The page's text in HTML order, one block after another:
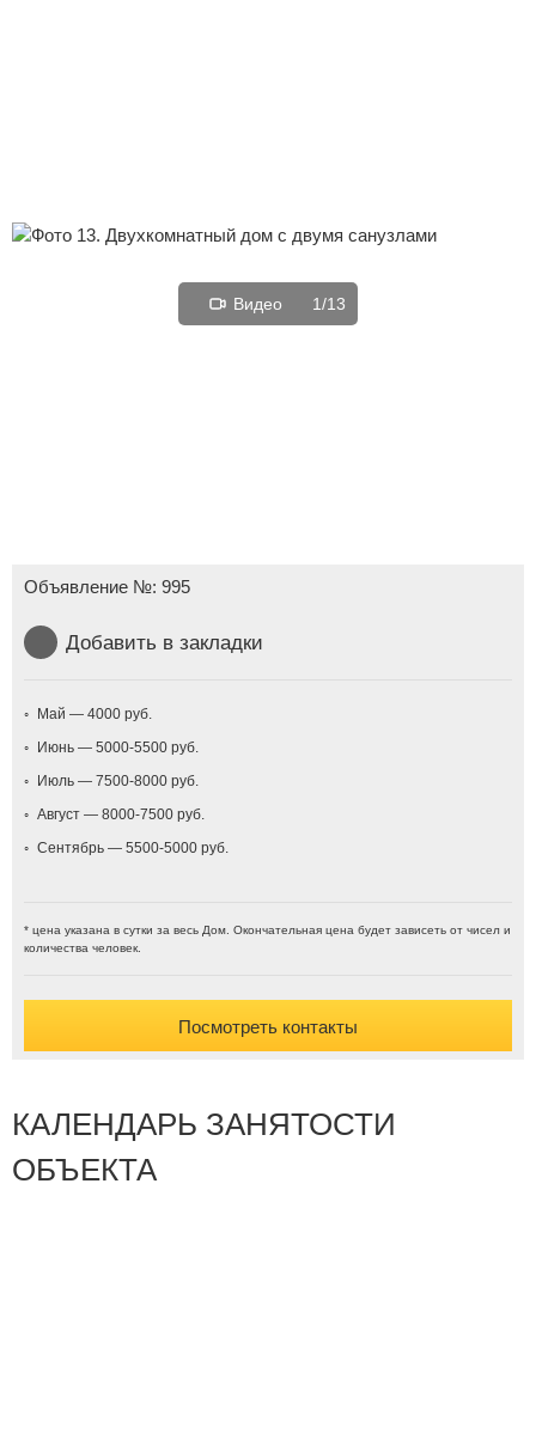
Видео 1/13
Объявление №: 995
Добавить в закладки
Май — 4000
Июнь — 5000-5500
Июль — 7500-8000
Август — 8000-7500
Сентябрь — 5500-5000
* цена указана в сутки за весь Дом. Окончательная цена будет зависеть от чисел и
количества человек.
Посмотреть контакты
КАЛЕНДАРЬ ЗАНЯТОСТИ
ОБЪЕКТА